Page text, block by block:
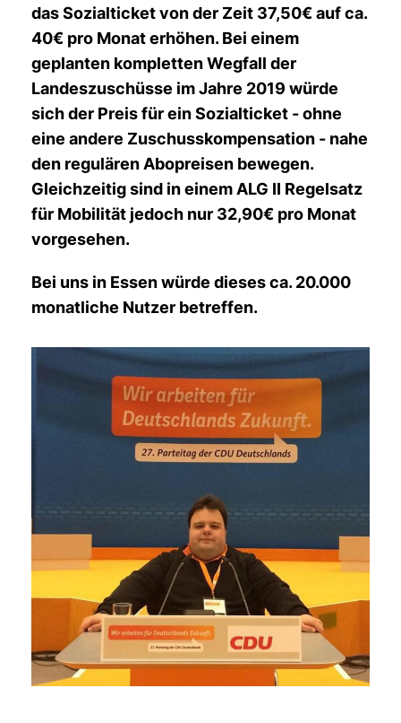
das Sozialticket von der Zeit 37,50€ auf ca.
40€ pro Monat erhöhen. Bei einem
geplanten kompletten Wegfall der
Landeszuschüsse im Jahre 2019 würde
sich der Preis für ein Sozialticket - ohne
eine andere Zuschusskompensation - nahe
den regulären Abopreisen bewegen.
Gleichzeitig sind in einem ALG II Regelsatz
für Mobilität jedoch nur 32,90€ pro Monat
vorgesehen.
Bei uns in Essen würde dieses ca. 20.000
monatliche Nutzer betreffen.